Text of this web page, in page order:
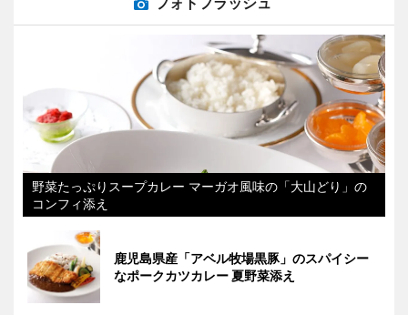
野菜たっぷりスープカレー マーガオ風味の「大山どり」の
コンフィ添え
鹿児島県産「アベル牧場黒豚」のスパイシー
なポークカツカレー 夏野菜添え